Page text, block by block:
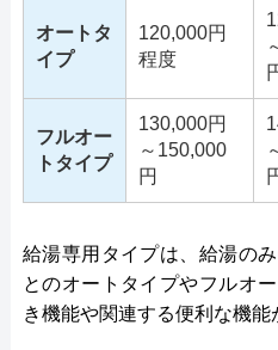
オートタ
イプ
120,000円
程度
フルオー
トタイプ
130,000円
～150,000
円
給湯専用タイプは、給湯の
とのオートタイプやフルオ
き機能や関連する便利な機能